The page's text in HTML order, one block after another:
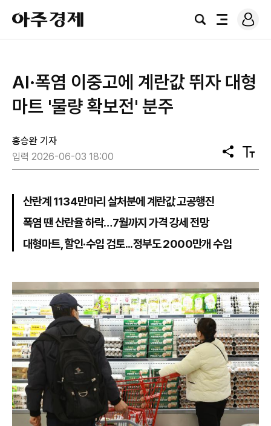
아
주
경
검
전
로
그
AI·폭염 이중고에 계란값 뛰자 대형
마트 '물량 확보전' 분주
홍승완 기자
입력 2026-06-03 18:00
공
유
텍
스
산란계 1134만마리 살처분에 계란값 고공행진
폭염 땐 산란율 하락…7월까지 가격 강세 전망
대형마트, 할인·수입 검토...정부도 2000만개 수입